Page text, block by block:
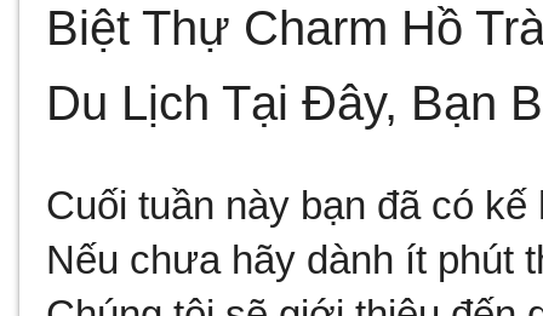
Biệt Thự Charm Hồ
Du Lịch Tại Đây, Bạn
Cuối tuần này bạn đã có
Nếu chưa hãy dành ít phút